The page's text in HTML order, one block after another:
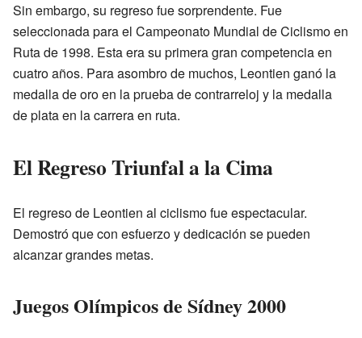
Sin embargo, su regreso fue sorprendente. Fue
seleccionada para el Campeonato Mundial de Ciclismo en
Ruta de 1998. Esta era su primera gran competencia en
cuatro años. Para asombro de muchos, Leontien ganó la
medalla de oro en la prueba de contrarreloj y la medalla
de plata en la carrera en ruta.
El Regreso Triunfal a la Cima
El regreso de Leontien al ciclismo fue espectacular.
Demostró que con esfuerzo y dedicación se pueden
alcanzar grandes metas.
Juegos Olímpicos de Sídney 2000